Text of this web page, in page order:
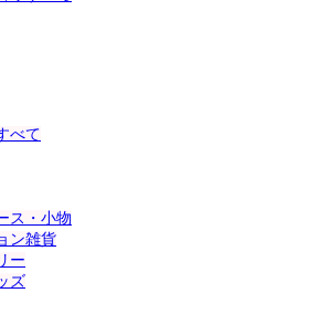
べて
ス・小物
ン雑貨
ー
ズ